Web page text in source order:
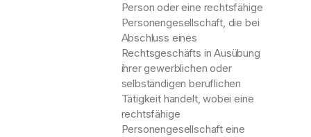
Person oder eine rechtsfähige
Personengesellschaft, die bei
Abschluss eines
Rechtsgeschäfts in Ausübung
ihrer gewerblichen oder
selbständigen beruflichen
Tätigkeit handelt, wobei eine
rechtsfähige
Personengesellschaft eine